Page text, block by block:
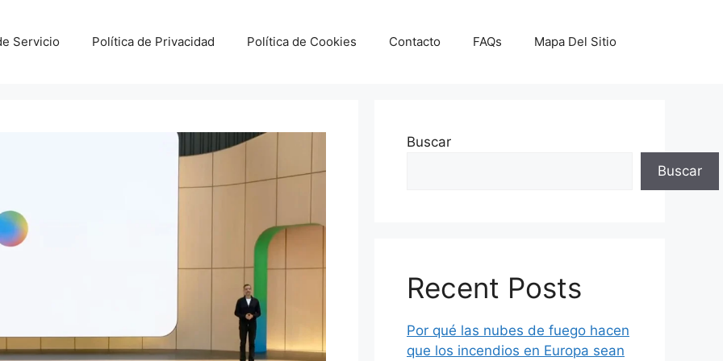
Servicio Política de Privacidad Política de Cookies Contacto FAQs Mapa Del Sitio
Buscar
Buscar
Recent Posts
Por qué las nubes de fuego hacen
que los incendios en Europa sean